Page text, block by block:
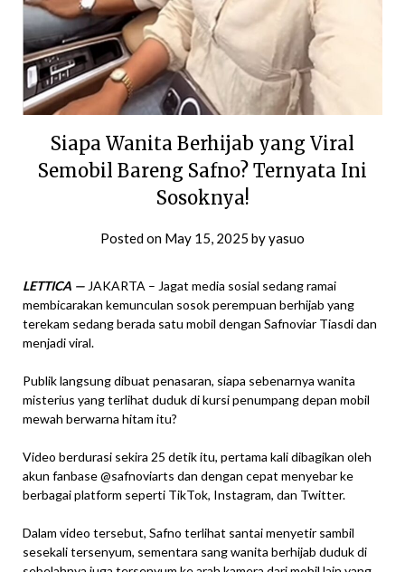
Siapa Wanita Berhijab yang Viral
Semobil Bareng Safno? Ternyata Ini
Sosoknya!
Posted on May 15, 2025 byyasuo
LETTICA — JAKARTA – Jagat media sosial sedang ramai
membicarakan kemunculan sosok perempuan berhijab yang
terekam sedang berada satu mobil dengan Safnoviar Tiasdi dan
menjadi viral.
Publik langsung dibuat penasaran, siapa sebenarnya wanita
misterius yang terlihat duduk di kursi penumpang depan mobil
mewah berwarna hitam itu?
Video berdurasi sekira 25 detik itu, pertama kali dibagikan oleh
akun fanbase @safnoviarts dan dengan cepat menyebar ke
berbagai platform seperti TikTok, Instagram, dan Twitter.
Dalam video tersebut, Safno terlihat santai menyetir sambil
sesekali tersenyum, sementara sang wanita berhijab duduk di